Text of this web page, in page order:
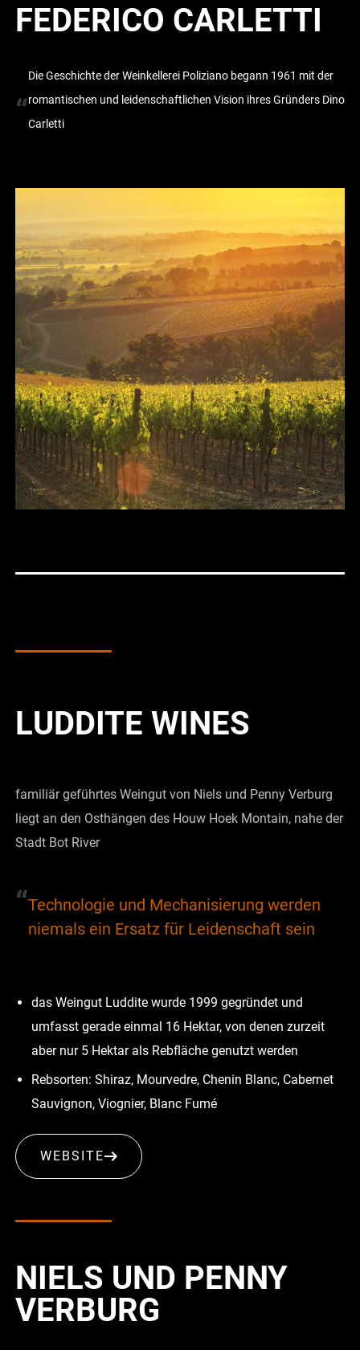
FEDERICO CARLETTI
“
Die Geschichte der Weinkellerei Poliziano begann 1961 mit der
romantischen und leidenschaftlichen Vision ihres Gründers Dino
Carletti
LUDDITE WINES
familiär geführtes Weingut von Niels und Penny Verburg
liegt an den Osthängen des Houw Hoek Montain, nahe der
Stadt Bot River
“Technologie und Mechanisierung werden
niemals ein Ersatz für Leidenschaft sein
das Weingut Luddite wurde 1999 gegründet und
umfasst gerade einmal 16 Hektar, von denen zurzeit
aber nur 5 Hektar als Rebfläche genutzt werden
Rebsorten: Shiraz, Mourvedre, Chenin Blanc, Cabernet
Sauvignon, Viognier, Blanc Fumé
WEBSITE
NIELS UND PENNY
VERBURG